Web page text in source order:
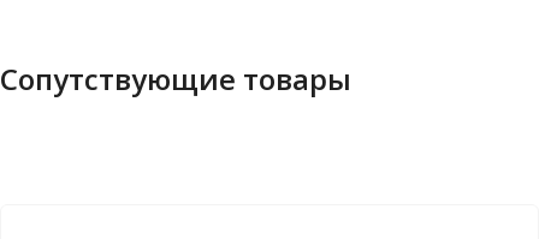
Сопутствующие товары